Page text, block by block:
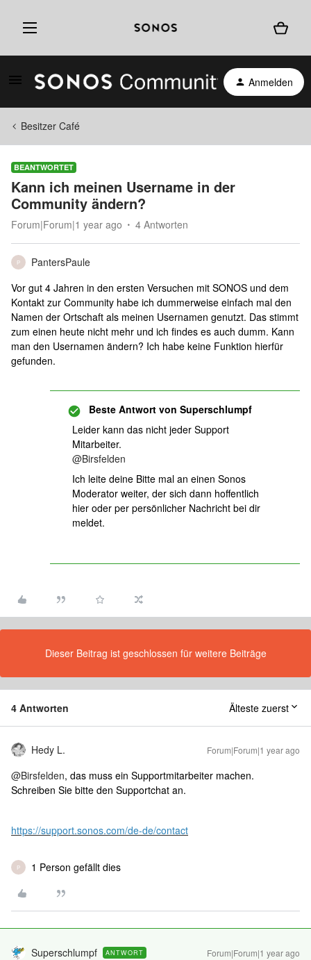
Anmelden
Besitzer Café
BEANTWORTET
Kann ich meinen Username in der
Community ändern?
Forum|Forum|1 year ago 4 Antworten
P
PantersPaule
Vor gut 4 Jahren in den ersten Versuchen mit SONOS und dem
Kontakt zur Community habe ich dummerweise einfach mal den
Namen der Ortschaft als meinen Usernamen genutzt. Das stimmt
zum einen heute nicht mehr und ich findes es auch dumm. Kann
man den Usernamen ändern? Ich habe keine Funktion hierfür
gefunden.
Beste Antwort von Superschlumpf
Leider kann das nicht jeder Support
Mitarbeiter.
@Birsfelden
Ich leite deine Bitte mal an einen Sonos
Moderator weiter, der sich dann hoffentlich
hier oder per persönlicher Nachricht bei dir
meldet.
Dieser Beitrag ist geschlossen für weitere Beiträge
4 Antworten Älteste zuerst
Hedy L. Forum|Forum|1 year ago
@Birsfelden, das muss ein Supportmitarbeiter machen.
Schreiben Sie bitte den Supportchat an.
https://support.sonos.com/de-de/contact
P 1 Person gefällt dies
Superschlumpf ANTWORT Forum|Forum|1 year ago